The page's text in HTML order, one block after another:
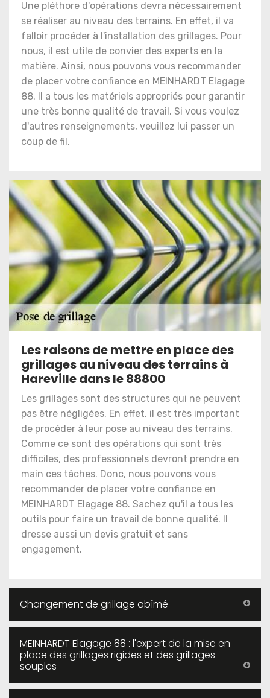
Une pléthore d'opérations devra nécessairement
se réaliser au niveau des terrains. En effet, il va
falloir procéder à l'installation des grillages. Pour
nous, il est utile de convier des experts en la
matière. Ainsi, nous pouvons vous recommander
de placer votre confiance en MEINHARDT Elagage
88. Il a tous les matériels appropriés pour garantir
une très bonne qualité de travail. Si vous voulez
d'autres renseignements, veuillez lui passer un
coup de fil.
Les raisons de mettre en place des
grillages au niveau des terrains à
Hareville dans le 88800
Les grillages sont des structures qui ne peuvent
pas être négligées. En effet, il est très important
de procéder à leur pose au niveau des terrains.
Comme ce sont des opérations qui sont très
difficiles, des professionnels devront prendre en
main ces tâches. Donc, nous pouvons vous
recommander de placer votre confiance en
MEINHARDT Elagage 88. Sachez qu'il a tous les
outils pour faire un travail de bonne qualité. Il
dresse aussi un devis gratuit et sans
engagement.
Changement de grillage abîmé
MEINHARDT Elagage 88 : l'expert de la mise en
place des grillages rigides et des grillages
souples